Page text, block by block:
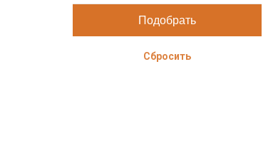
Сбросить